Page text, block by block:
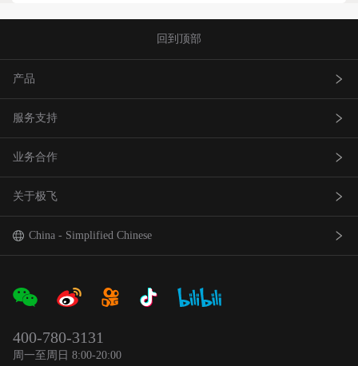
回到顶部
产品
农业无人飞机
农业无人车
农机自驾仪
巡田无人飞机
农业机器人
服务支持
极飞服务
极飞学园
证书查询
业务合作
查找网点(资质验证）
成为渠道合作伙伴
关于极飞
我是极⻜
官方活动
China - Simplified Chinese
日本 - 日本語
400-780-3131
周一至周日 8:00-20:00